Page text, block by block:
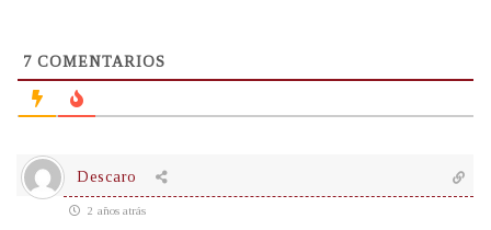
7 COMENTARIOS
Descaro
2 años atrás